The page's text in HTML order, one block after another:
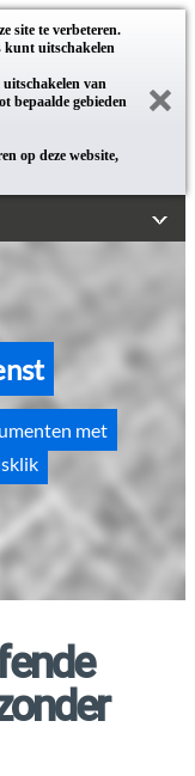
site te verbeteren.
kunt uitschakelen
van
bepaalde gebieden
op deze website,
met